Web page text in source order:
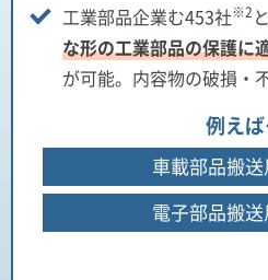
工業部品企業む453社※2
な形の工業部品の保護に
が可能。内容物の破損・
例え
車載部品搬
電子部品搬